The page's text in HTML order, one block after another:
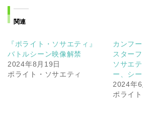
関連
『ポライト・ソサエティ』
バトルシーン映像解禁
2024年8月19日
ポライト・ソサエティ
カンフ
スター
ソサエ
ー、シ
2024年6
ポライ